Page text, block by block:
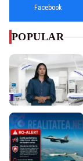
Facebook
POPULAR